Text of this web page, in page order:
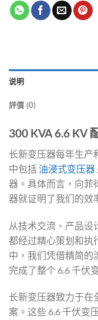
说明
評價 (0)
300 KVA 6.6 KV
长新变压器每年生产
中包括 油浸式变压器
器。具体而言，向菲
器就证明了我们的效
从技术交流、产品设
都经过精心策划和执
中，我们凭借精简的
完成了整个 6.6 千伏
长新变压器致力于在
案。这些 6.6 千伏变